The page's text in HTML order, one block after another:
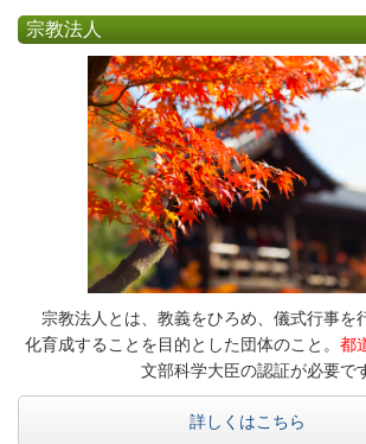
宗教法人
宗教法人とは、教義をひろめ、儀式行事を
化育成することを目的とした団体のこと。 都
文部科学大臣の認証が必要で
詳しくはこちら